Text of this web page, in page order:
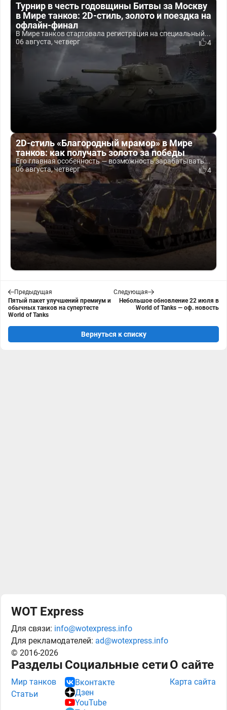
Турнир в честь годовщины Битвы за Москву
в Мире танков: 2D-стиль, золото и поездка на
офлайн-финал
В Мире танков стартовала регистрация на специальный...
06 августа, четверг
4
2D-стиль «Благородный мрамор» в Мире
танков: как получать золото за победы
Его главная особенность — возможность зарабатывать...
06 августа, четверг
4
Предыдущая
Пятый пакет улучшений премиум и
обычных танков на супертесте
World of Tanks
Следующая
Небольшое обновление 22 июля в
World of Tanks — оф. новость
Вернуться к списку
WOT Express
Для связи: info@wotexpress.info
Для рекламодателей: ad@wotexpress.info
© 2016-2026
Разделы
Мир танков
Статьи
Социальные сети
Вконтакте
Дзен
YouTube
О сайте
Карта сайта